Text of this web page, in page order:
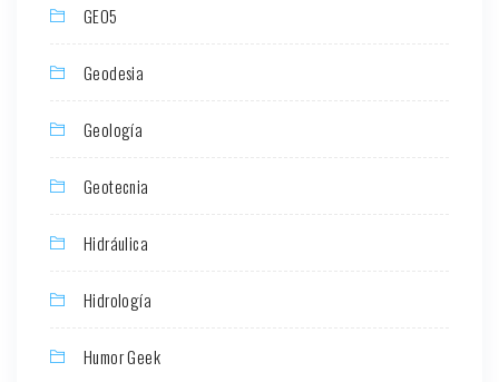
GEO5
Geodesia
Geología
Geotecnia
Hidráulica
Hidrología
Humor Geek